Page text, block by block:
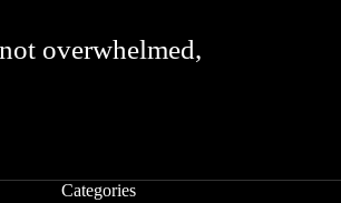
overwhelmed,
Categories